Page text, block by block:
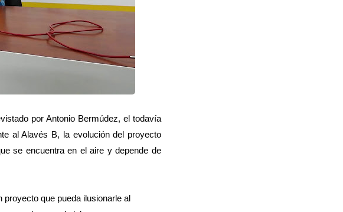
por Antonio Bermúdez, el todavía
al Alavés B, la evolución del proyecto
se encuentra en el aire y depende de
que pueda ilusionarle al